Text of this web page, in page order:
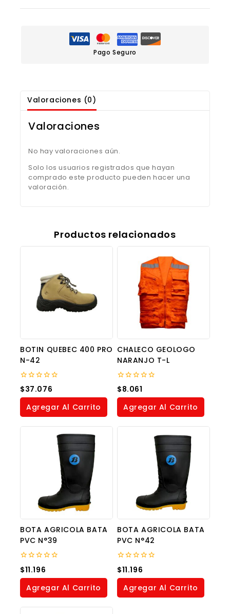
Pago Seguro
Valoraciones (0)
Valoraciones
No hay valoraciones aún.
Solo los usuarios registrados que hayan
comprado este producto pueden hacer una
valoración.
Productos relacionados
BOTIN QUEBEC 400 PRO
N-42
0
out
of
$37.076
Agregar Al Carrito
CHALECO GEOLOGO
NARANJO T-L
0
out
of
$8.061
Agregar Al Carrito
BOTA AGRICOLA BATA
PVC N°39
0
out
of
$11.196
Agregar Al Carrito
BOTA AGRICOLA BATA
PVC N°42
0
out
of
$11.196
Agregar Al Carrito